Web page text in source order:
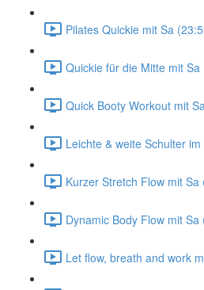
Pilates Quickie mit Sa
Quickie für die Mitte mit Sa
Quick Booty Workout mit
Leichte & weite Schulter
Kurzer Stretch Flow mit Sa
Dynamic Body Flow mit Sa
Let flow, breath and work